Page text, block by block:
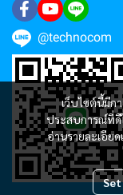
เว็บไซต์นี้มีก
ประสบการณ์ที่ดี
อ่านรายละเอีย
Set
@technocom